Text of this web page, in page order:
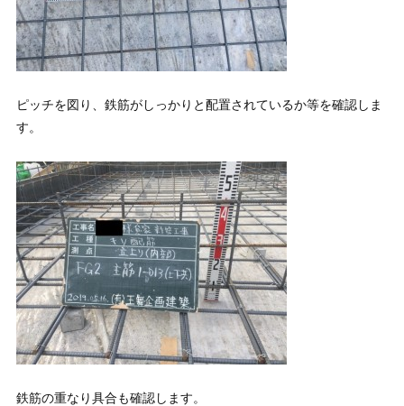
ピッチを図り、鉄筋がしっかりと配置されているか等を確認しま
す。
鉄筋の重なり具合も確認します。